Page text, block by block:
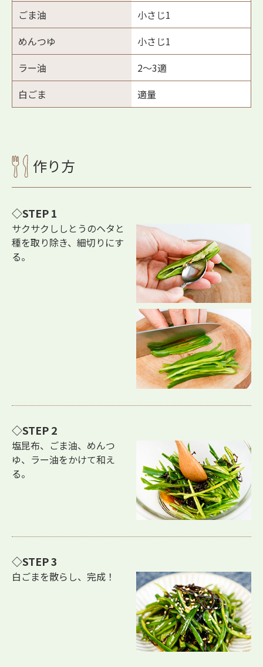
ごま油
小さじ1
めんつゆ
小さじ1
ラー油
2〜3適
白ごま
適量
作り方
STEP 1
サクサクししとうのヘタと
種を取り除き、細切りにす
る。
STEP 2
塩昆布、ごま油、めんつ
ゆ、ラー油をかけて和え
る。
STEP 3
白ごまを散らし、完成！